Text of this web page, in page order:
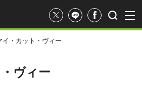
イ・カット・ヴィー
ヴィー